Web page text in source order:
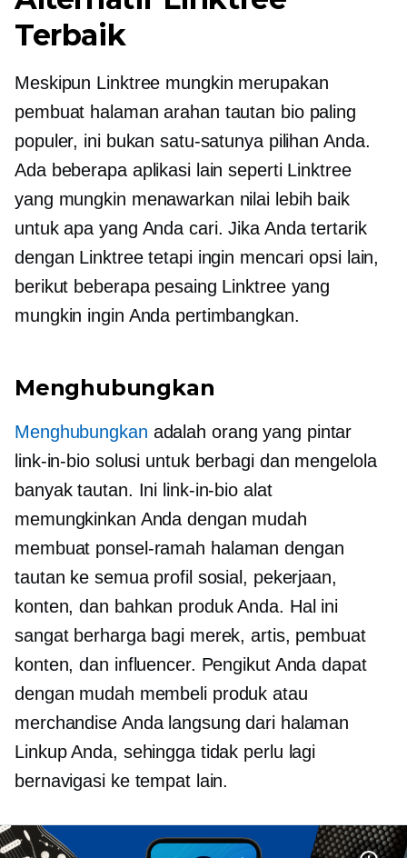
Terbaik
Meskipun Linktree mungkin merupakan
pembuat halaman arahan tautan bio paling
populer, ini bukan satu-satunya pilihan Anda.
Ada beberapa aplikasi lain seperti Linktree
yang mungkin menawarkan nilai lebih baik
untuk apa yang Anda cari. Jika Anda tertarik
dengan Linktree tetapi ingin mencari opsi lain,
berikut beberapa pesaing Linktree yang
mungkin ingin Anda pertimbangkan.
Menghubungkan
Menghubungkan adalah orang yang pintar
link-in-biosolusi untuk berbagi dan mengelola
banyak tautan. Ini link-in-bio alat
memungkinkan Anda dengan mudah
membuat ponsel-ramah halaman dengan
tautan ke semua profil sosial, pekerjaan,
konten, dan bahkan produk Anda. Hal ini
sangat berharga bagi merek, artis, pembuat
konten, dan influencer. Pengikut Anda dapat
dengan mudah membeli produk atau
merchandise Anda langsung dari halaman
Linkup Anda, sehingga tidak perlu lagi
bernavigasi ke tempat lain.